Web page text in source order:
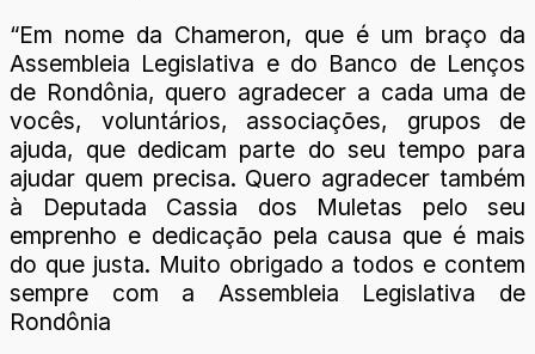
“Em nome da Chameron, que é um braço da
Assembleia Legislativa e do Banco de Lenços
de Rondônia, quero agradecer a cada uma de
vocês, voluntários, associações, grupos de
ajuda, que dedicam parte do seu tempo para
ajudar quem precisa. Quero agradecer também
à Deputada Cassia dos Muletas pelo seu
emprenho e dedicação pela causa que é mais
do que justa. Muito obrigado a todos e contem
sempre com a Assembleia Legislativa de
Rondônia